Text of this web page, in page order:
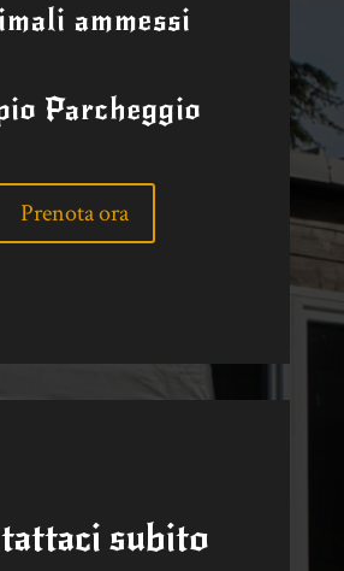
ammessi
Parcheggio
Prenota ora
subito